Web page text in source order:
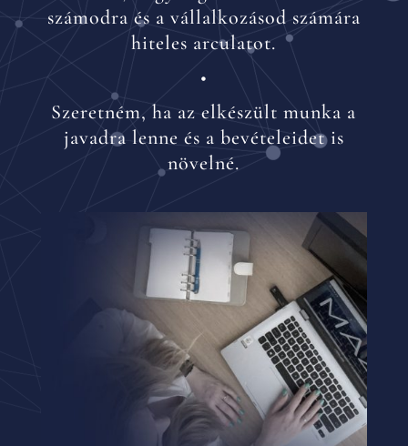
számodra és a vállalkozásod számára
hiteles arculatot.
•
Szeretném, ha az elkészült munka a
javadra lenne és a bevételeidet is
növelné.